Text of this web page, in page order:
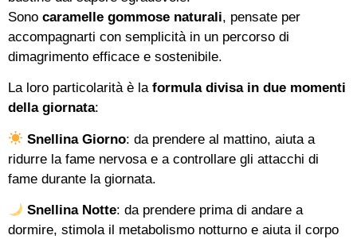
Sono caramelle gommose naturali, pensate per
accompagnarti con semplicità in un percorso di
dimagrimento efficace e sostenibile.
La loro particolarità è la formula divisa in due momenti
della giornata:
Snellina Giorno: da prendere al mattino, aiuta a
ridurre la fame nervosa e a controllare gli attacchi di
fame durante la giornata.
Snellina Notte: da prendere prima di andare a
dormire, stimola il metabolismo notturno e aiuta il corpo